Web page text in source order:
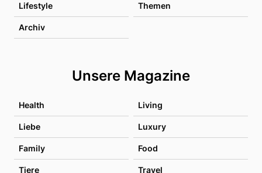
Lifestyle Themen
Archiv
Unsere Magazine
Health Living
Liebe Luxury
Family Food
Tiere Travel